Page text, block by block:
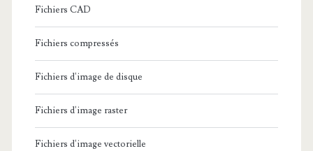
Fichiers CAD
Fichiers compressés
Fichiers d'image de disque
Fichiers d'image raster
Fichiers d'image vectorielle